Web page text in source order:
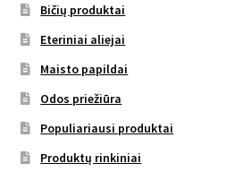
Bičių produktai
Eteriniai aliejai
Maisto papildai
Odos priežiūra
Populiariausi produktai
Produktų rinkiniai